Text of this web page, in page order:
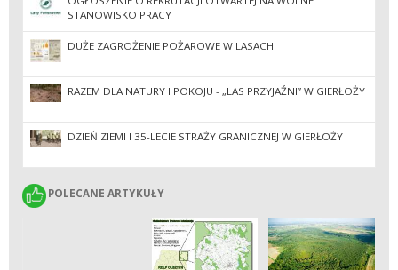
STANOWISKO PRACY
DUŻE ZAGROŻENIE POŻAROWE W LASACH
RAZEM DLA NATURY I POKOJU - „LAS PRZYJAŹNI” W GIERŁOŻY
DZIEŃ ZIEMI I 35-LECIE STRAŻY GRANICZNEJ W GIERŁOŻY
POLECANE ARTYKUŁY
POLECANE ARTYKUŁY